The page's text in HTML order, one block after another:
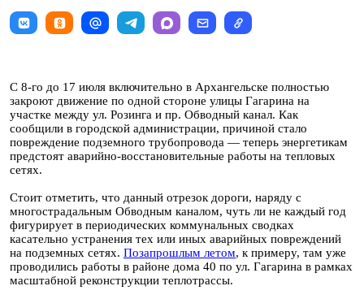
С 8-го до 17 июля включительно в Архангельске полностью
закроют движение по одной стороне улицы Гагарина на
участке между ул. Розинга и пр. Обводный канал. Как
сообщили в городской администрации, причиной стало
повреждение подземного трубопровода — теперь энергетикам
предстоят аварийно-восстановительные работы на тепловых
сетях.
Стоит отметить, что данный отрезок дороги, наряду с
многострадальным Обводным каналом, чуть ли не каждый год
фигурирует в периодических коммунальных сводках
касательно устранения тех или иных аварийных повреждений
на подземных сетях. Позапрошлым летом, к примеру, там уже
проводились работы в районе дома 40 по ул. Гагарина в рамках
масштабной реконструкции теплотрассы.